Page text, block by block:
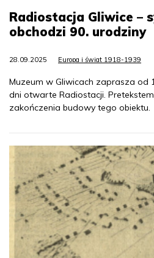
Radiostacja Gliwice –
obchodzi 90. urodziny
28.09.2025 Europa i świat 1918-1939
Muzeum w Gliwicach zaprasza od
dni otwarte Radiostacji.
zakończenia budowy tego obiektu.